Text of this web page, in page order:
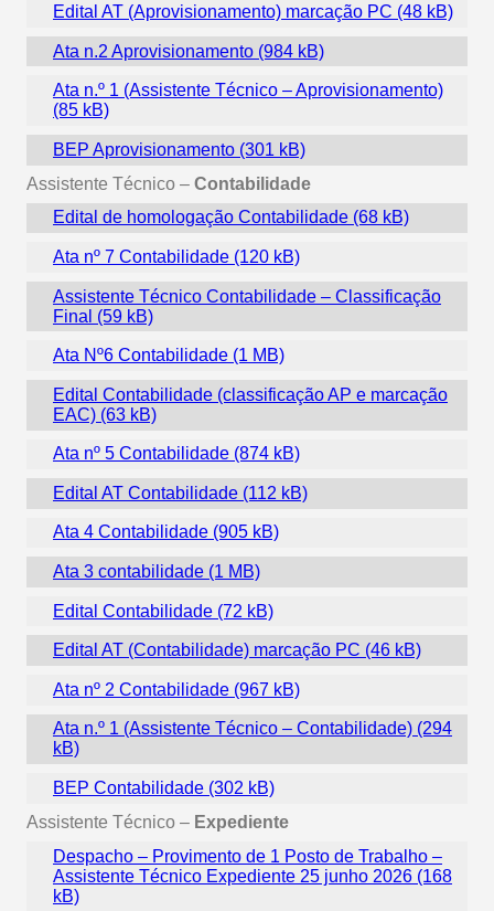
Edital AT (Aprovisionamento) marcação PC
Ata n.2 Aprovisionamento
Ata n.º 1 (Assistente Técnico – Aprovisionamento)
BEP Aprovisionamento
Assistente Técnico – Contabilidade
Edital de homologação Contabilidade
Ata nº 7 Contabilidade
Assistente Técnico Contabilidade – Classificação
Final
Ata Nº6 Contabilidade
Edital Contabilidade (classificação AP e marcação
EAC)
Ata nº 5 Contabilidade
Edital AT Contabilidade
Ata 4 Contabilidade
Ata 3 contabilidade
Edital Contabilidade
Edital AT (Contabilidade) marcação PC
Ata nº 2 Contabilidade
Ata n.º 1 (Assistente Técnico – Contabilidade)
BEP Contabilidade
Assistente Técnico – Expediente
Despacho – Provimento de 1 Posto de Trabalho –
Assistente Técnico Expediente 25 junho 2026